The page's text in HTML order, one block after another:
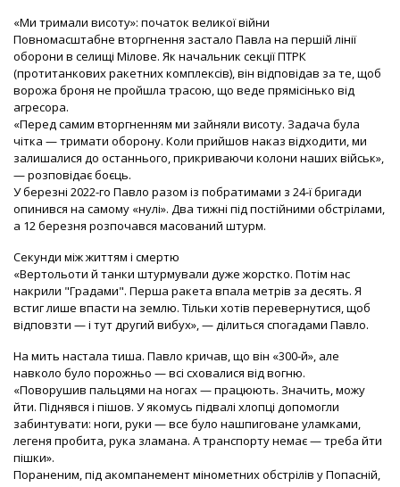
«Ми тримали висоту»: початок великої війни
Повномасштабне вторгнення застало Павла на першій лінії
оборони в селищі Мілове. Як начальник секції ПТРК
(протитанкових ракетних комплексів), він відповідав за те, щоб
ворожа броня не пройшла трасою, що веде прямісінько від
агресора.
«Перед самим вторгненням ми зайняли висоту. Задача була
чітка — тримати оборону. Коли прийшов наказ відходити, ми
залишалися до останнього, прикриваючи колони наших військ»,
— розповідає боєць.
У березні 2022-го Павло разом із побратимами з 24-ї бригади
опинився на самому «нулі». Два тижні під постійними обстрілами,
а 12 березня розпочався масований штурм.
Секунди між життям і смертю
«Вертольоти й танки штурмували дуже жорстко. Потім нас
накрили "Градами". Перша ракета впала метрів за десять. Я
встиг лише впасти на землю. Тільки хотів перевернутися, щоб
відповзти — і тут другий вибух», — ділиться спогадами Павло.
На мить настала тиша. Павло кричав, що він «300-й», але
навколо було порожньо — всі сховалися від вогню.
«Поворушив пальцями на ногах — працюють. Значить, можу
йти. Піднявся і пішов. У якомусь підвалі хлопці допомогли
забинтувати: ноги, руки — все було нашпиговане уламками,
легеня пробита, рука зламана. А транспорту немає — треба йти
пішки».
Пораненим, під акомпанемент мінометних обстрілів у Попасній,